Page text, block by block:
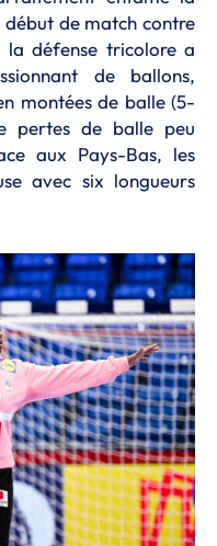
de match contre
la défense tricolore a
de ballons,
montées de balle (5-
pertes de balle peu
aux Pays-Bas, les
avec six longueurs